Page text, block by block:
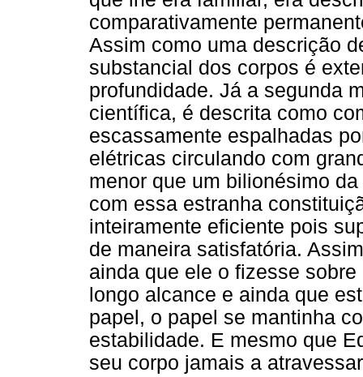
comparativamente
Assim como uma descrição
substancial dos corpos é
profundidade. Já a segunda
científica, é descrita como
escassamente espalhadas
elétricas circulando com
menor que um bilionésimo
com essa estranha
inteiramente eficiente pois
de maneira satisfatória.
ainda que ele o fizesse
longo alcance e ainda que
papel, o papel se mantinha
estabilidade. E mesmo que
seu corpo jamais a